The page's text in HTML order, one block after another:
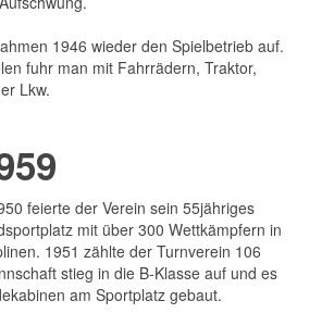
1946 wieder den Spielbetrieb auf.
fuhr man mit Fahrrädern, Traktor,
Lkw.
feierte der Verein sein 55jähriges
mit über 300 Wettkämpfern in
1951 zählte der Turnverein 106
stieg in die B-Klasse auf und es
am Sportplatz gebaut.